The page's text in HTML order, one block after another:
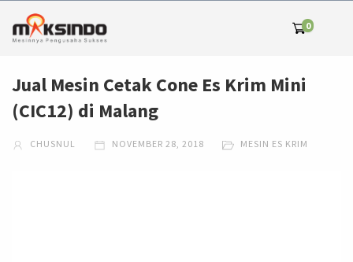
0
Jual Mesin Cetak Cone Es Krim Mini
(CIC12) di Malang
CHUSNUL NOVEMBER 28, 2018 MESIN ES KRIM